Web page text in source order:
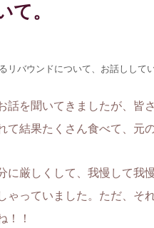
て。
リバウンドについて、お話しして
話を聞いてきましたが、皆
て結果たくさん食べて、元
に厳しくして、我慢して我
ゃっていました。ただ、そ
！！